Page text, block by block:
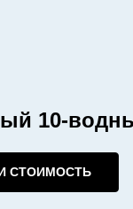
10-
СТОИМОСТЬ